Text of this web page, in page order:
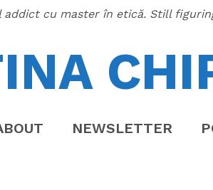
addict cu master în etică. Still
NEWSLETTER